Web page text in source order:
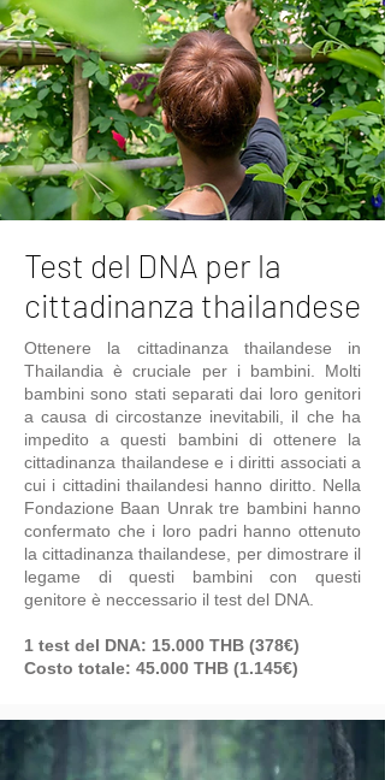
Test del DNA per la
cittadinanza thailandese
Ottenere la cittadinanza thailandese in
Thailandia è cruciale per i bambini. Molti
bambini sono stati separati dai loro genitori
a causa di circostanze inevitabili, il che ha
impedito a questi bambini di ottenere la
cittadinanza thailandese e i diritti associati a
cui i cittadini thailandesi hanno diritto. Nella
Fondazione Baan Unrak tre bambini hanno
confermato che i loro padri hanno ottenuto
la cittadinanza thailandese, per dimostrare il
legame di questi bambini con questi
genitore è neccessario il test del DNA.
1 test del DNA: 15.000 THB (378€)
Costo totale: 45.000 THB (1.145€)